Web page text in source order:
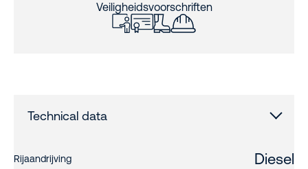
Veiligheidsvoorschriften
Technical data
Rijaandrijving Diesel